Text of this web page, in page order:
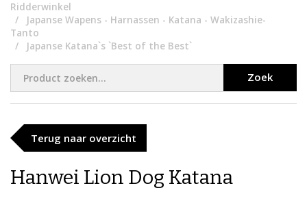
Ridderwinkel
Japanse Wapens - Harnassen - Katana - Wakizashie-
Tanto
Japanse Katana`s `Best of the Best`
Zoek
Terug naar overzicht
Hanwei Lion Dog Katana